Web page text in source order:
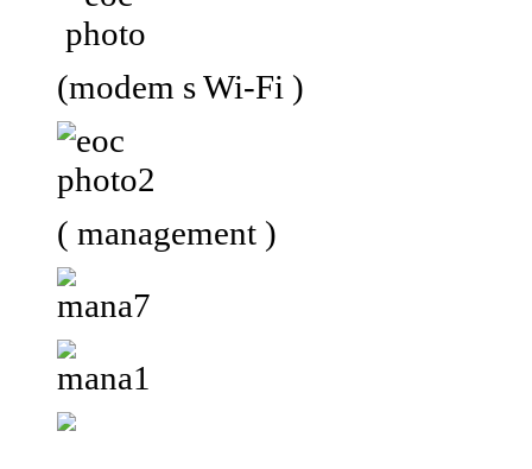
(modem s Wi-Fi )
( management )